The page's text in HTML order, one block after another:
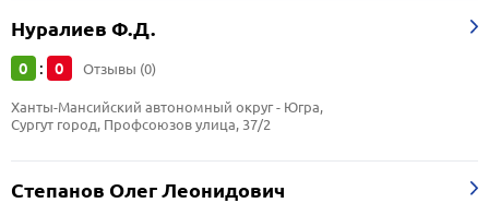
Нуралиев Ф.Д.
0 : 0 Отзывы (0)
Ханты-Мансийский автономный округ - Югра,
Сургут город, Профсоюзов улица, 37/2
Степанов Олег Леонидович